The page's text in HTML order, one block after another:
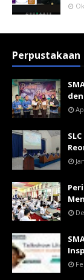
Perpustakaan